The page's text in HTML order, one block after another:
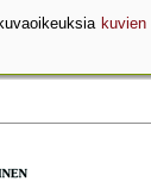
kuvien